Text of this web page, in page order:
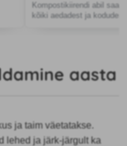
Kompostikiirendi abil saab
kõiki aedadest ja
aasta
ja taim väetatakse.
lehed ja järk-järgult ka